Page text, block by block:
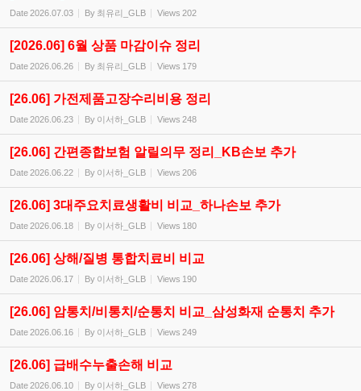
Date2026.07.03 By 최유리_GLB Views 202
[2026.06] 6월 상품 마감이슈 정리
Date2026.06.26 By 최유리_GLB Views 179
[26.06] 가전제품고장수리비용 정리
Date2026.06.23 By 이서하_GLB Views 248
[26.06] 간편종합보험 알릴의무 정리_KB손보 추가
Date2026.06.22 By 이서하_GLB Views 206
[26.06] 3대주요치료생활비 비교_하나손보 추가
Date2026.06.18 By 이서하_GLB Views 180
[26.06] 상해/질병 통합치료비 비교
Date2026.06.17 By 이서하_GLB Views 190
[26.06] 암통치/비통치/순통치 비교_삼성화재 순통치 추가
Date2026.06.16 By 이서하_GLB Views 249
[26.06] 급배수누출손해 비교
Date2026.06.10 By 이서하_GLB Views 278